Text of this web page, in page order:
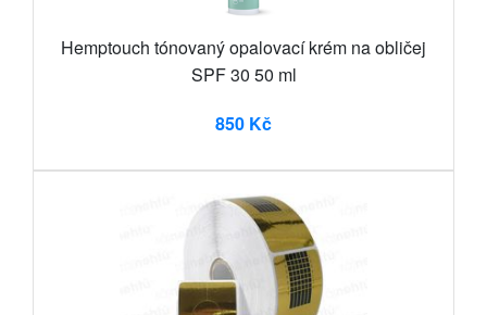
Hemptouch tónovaný opalovací krém na obličej
SPF 30 50 ml
850 Kč